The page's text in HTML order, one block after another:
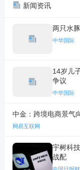
新闻资讯
两只水
中华国际
14岁儿
争议
中华国际
中金：跨境电商景气
网易互联网
宇树科
战配